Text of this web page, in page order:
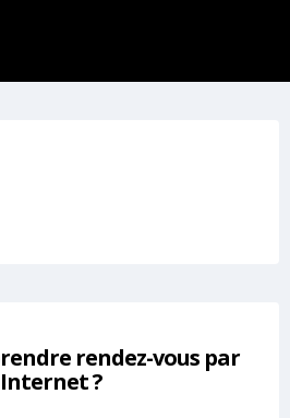
rendez-vous par
Internet ?